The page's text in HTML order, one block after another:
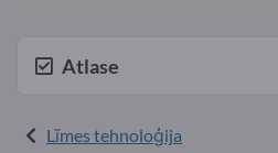
Atlase
Līmes tehnoloģija